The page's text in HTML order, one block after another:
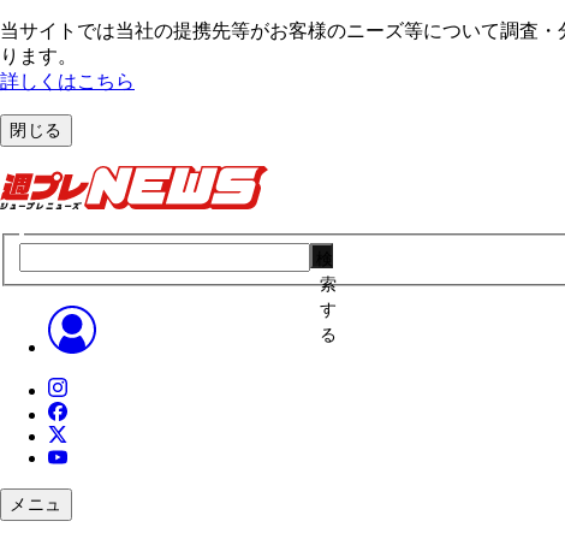
当サイトでは当社の提携先等がお客様のニーズ等について調査
ります。
詳しくはこちら
閉じる
索
す
る
メニュ